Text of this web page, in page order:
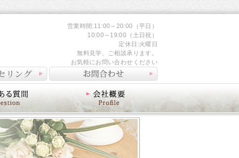
営業時間:11:00～20:00（平日）
10:00～19:00（土日祝）
定休日:火曜日
無料見学、ご相談承ります。
お気軽にお問い合わせください
会社概要